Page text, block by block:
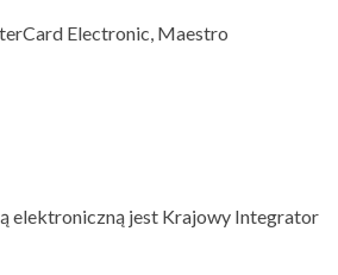
Electronic, Maestro
elektroniczną jest Krajowy Integrator